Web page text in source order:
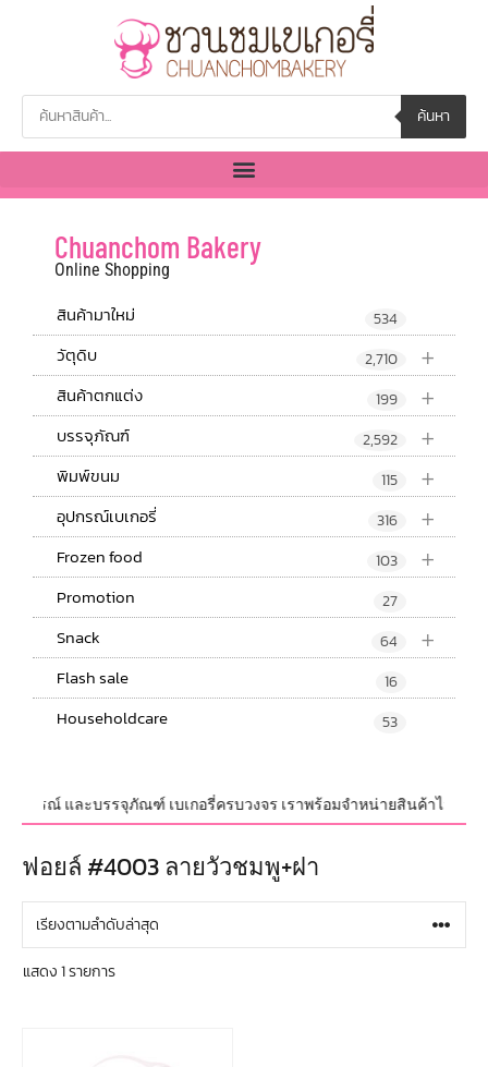
ค้นหา
Chuanchom Bakery
Online Shopping
สินค้ามาใหม่ 534
+
วัตุดิบ 2,710
+
สินค้าตกแต่ง 199
+
บรรจุภัณฑ์ 2,592
+
พิมพ์ขนม 115
+
อุปกรณ์เบเกอรี่ 316
+
Frozen food 103
Promotion 27
+
Snack 64
Flash sale 16
Householdcare 53
ปกรณ์ และบรรจุภัณฑ์ เบเกอรี่ครบวงจร เราพร้อมจำหน่ายสินค้าไม่จำกั
ฟอยล์ #4003 ลายวัวชมพู+ฝา
แสดง 1 รายการ